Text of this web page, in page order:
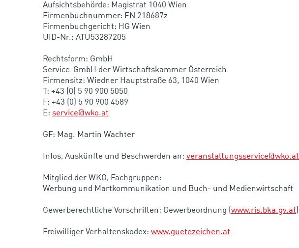
Aufsichtsbehörde: Magistrat 1040 Wien
Firmenbuchnummer: FN 218687z
Firmenbuchgericht: HG Wien
UID-Nr.: ATU53287205
Rechtsform: GmbH
Service-GmbH der Wirtschaftskammer Österreich
Firmensitz: Wiedner Hauptstraße 63, 1040 Wien
T: +43 (0) 5 90 900 5050
F: +43 (0) 5 90 900 4589
E: service@wko.at
GF: Mag. Martin Wachter
Infos, Auskünfte und Beschwerden an: veranstaltungsservice@wko.at
Mitglied der WKO, Fachgruppen:
Werbung und Martkommunikation und Buch- und Medienwirtschaft
Gewerberechtliche Vorschriften: Gewerbeordnung ( www.ris.bka.gv.at)
Freiwilliger Verhaltenskodex: www.guetezeichen.at